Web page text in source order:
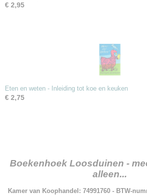
€ 2,95
Eten en weten - Inleiding tot koe en keuken
€ 2,75
Boekenhoek Loosduinen -
alleen...
Kamer van Koophandel: 74991760 - BTW-